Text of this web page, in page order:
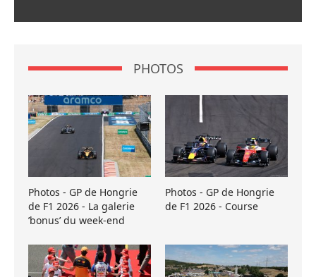
PHOTOS
Photos - GP de Hongrie
de F1 2026 - La galerie
’bonus’ du week-end
Photos - GP de Hongrie
de F1 2026 - Course